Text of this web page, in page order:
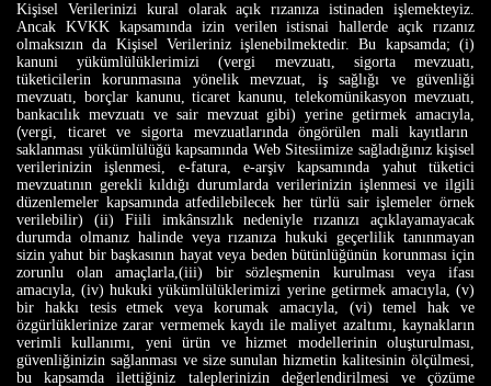
Kişisel Verilerinizi kural olarak açık rızanıza istinaden işlemekteyiz.
Ancak KVKK kapsamında izin verilen istisnai hallerde açık rızanız
olmaksızın da Kişisel Verileriniz işlenebilmektedir. Bu kapsamda; (i)
kanuni yükümlülüklerimizi (vergi mevzuatı, sigorta mevzuatı,
tüketicilerin korunmasına yönelik mevzuat, iş sağlığı ve güvenliği
mevzuatı, borçlar kanunu, ticaret kanunu, telekomünikasyon mevzuatı,
bankacılık mevzuatı ve sair mevzuat gibi) yerine getirmek amacıyla,
(vergi, ticaret ve sigorta mevzuatlarında öngörülen mali kayıtların
saklanması yükümlülüğü kapsamında Web Sitesiimize sağladığınız kişisel
verilerinizin işlenmesi,
e-fatura, e-arşiv kapsamında yahut tüketici
mevzuatının gerekli kıldığı durumlarda verilerinizin işlenmesi ve ilgili
düzenlemeler kapsamında atfedilebilecek her türlü sair işlemeler örnek
verilebilir) (ii) Fiili imkânsızlık nedeniyle rızanızı açıklayamayacak
durumda olmanız halinde veya rızanıza hukuki geçerlilik tanınmayan
sizin yahut bir başkasının hayat veya beden bütünlüğünün korunması için
zorunlu olan amaçlarla,(iii) bir sözleşmenin kurulması veya ifası
amacıyla, (iv) hukuki yükümlülüklerimizi yerine getirmek amacıyla, (v)
bir hakkı tesis etmek veya korumak amacıyla, (vi) temel hak ve
özgürlüklerinize zarar vermemek kaydı ile maliyet azaltımı, kaynakların
verimli kullanımı, yeni ürün ve hizmet modellerinin oluşturulması,
güvenliğinizin sağlanması ve size sunulan hizmetin kalitesinin ölçülmesi,
bu kapsamda ilettiğiniz taleplerinizin değerlendirilmesi ve çözüme